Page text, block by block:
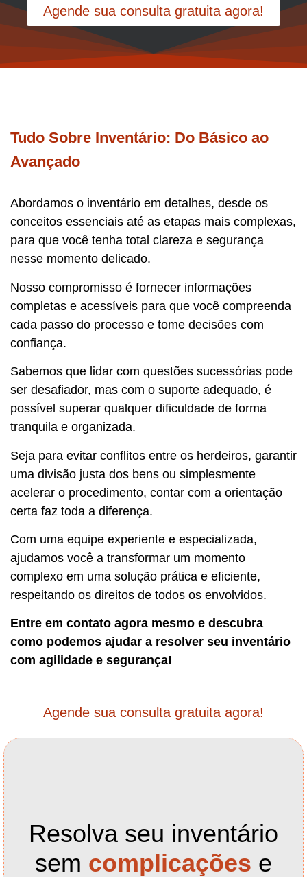
Agende sua consulta gratuita agora!
Tudo Sobre Inventário: Do Básico ao
Avançado
Abordamos o inventário em detalhes, desde os
conceitos essenciais até as etapas mais complexas,
para que você tenha total clareza e segurança
nesse momento delicado.
Nosso compromisso é fornecer informações
completas e acessíveis para que você compreenda
cada passo do processo e tome decisões com
confiança.
Sabemos que lidar com questões sucessórias pode
ser desafiador, mas com o suporte adequado, é
possível superar qualquer dificuldade de forma
tranquila e organizada.
Seja para evitar conflitos entre os herdeiros, garantir
uma divisão justa dos bens ou simplesmente
acelerar o procedimento, contar com a orientação
certa faz toda a diferença.
Com uma equipe experiente e especializada,
ajudamos você a transformar um momento
complexo em uma solução prática e eficiente,
respeitando os direitos de todos os envolvidos.
Entre em contato agora mesmo e descubra
como podemos ajudar a resolver seu inventário
com agilidade e segurança!
Agende sua consulta gratuita agora!
Resolva seu inventário
sem complicações e